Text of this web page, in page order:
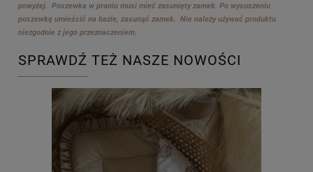
powyżej. Poszewka w praniu musi mieć zasunięty zamek. Po wysuszeniu
poszewkę umieścić na bazie, zasunąć zamek. Nie należy używać produktu
niezgodnie z jego przeznaczeniem.
SPRAWDŹ TEŻ NASZE NOWOŚCI